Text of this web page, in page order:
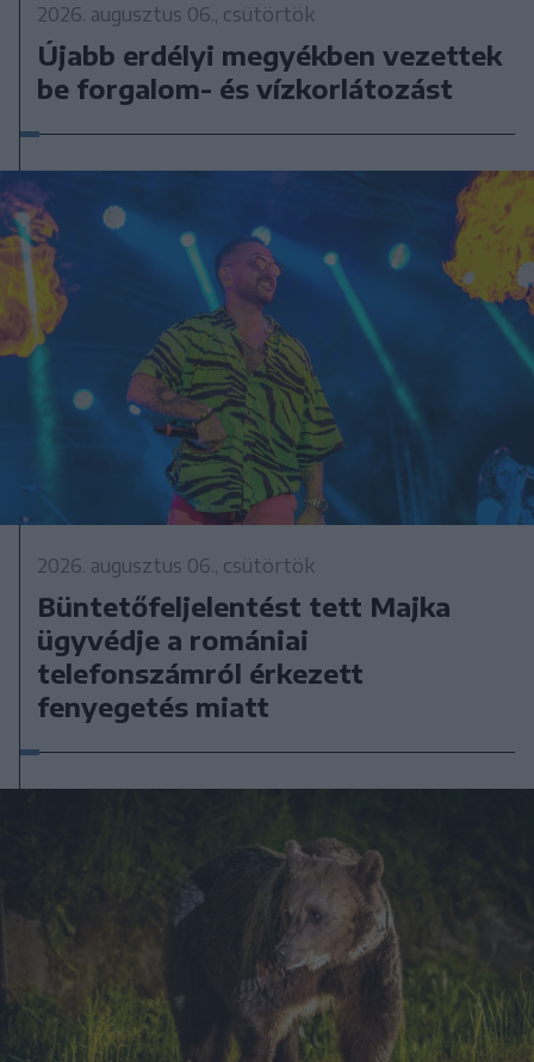
2026. augusztus 06., csütörtök
Újabb erdélyi megyékben vezettek
be forgalom- és vízkorlátozást
2026. augusztus 06., csütörtök
Büntetőfeljelentést tett Majka
ügyvédje a romániai
telefonszámról érkezett
fenyegetés miatt